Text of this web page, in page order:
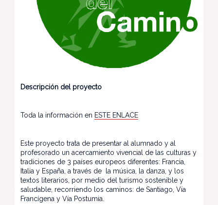
Descripción del proyecto
Toda la información en ESTE ENLACE
Este proyecto trata de presentar al alumnado y al
profesorado un acercamiento vivencial de las culturas y
tradiciones de 3 países europeos diferentes: Francia,
Italia y España, a través de la música, la danza, y los
textos literarios, por medio del turismo sostenible y
saludable, recorriendo los caminos: de Santiago, Vía
Francígena y Vía Postumia.